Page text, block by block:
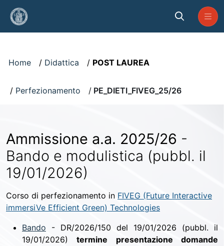
Skip to Main Content
Home Didattica POST LAUREA
Perfezionamento PE_DIETI_FIVEG_25/26
Ammissione a.a. 2025/26 -
Bando e modulistica (pubbl. il
19/01/2026)
Corso di perfezionamento in FIVEG (Future Interactive
immersiVe Efficient Green) Technologies
Bando - DR/2026/150 del 19/01/2026 (pubbl. il
19/01/2026)termine presentazione domande